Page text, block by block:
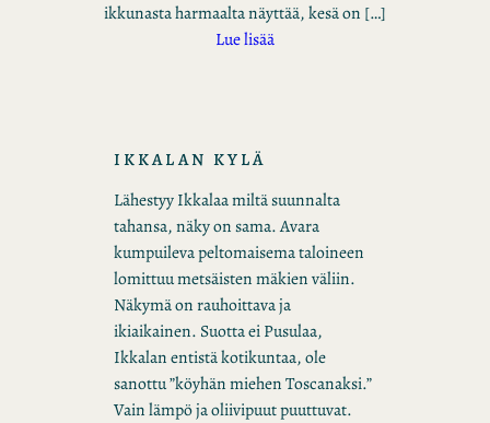
ikkunasta harmaalta näyttää, kesä on […]
Lue lisää
IKKALAN KYLÄ
Lähestyy Ikkalaa miltä suunnalta
tahansa, näky on sama. Avara
kumpuileva peltomaisema taloineen
lomittuu metsäisten mäkien väliin.
Näkymä on rauhoittava ja
ikiaikainen. Suotta ei Pusulaa,
Ikkalan entistä kotikuntaa, ole
sanottu ”köyhän miehen Toscanaksi.”
Vain lämpö ja oliivipuut puuttuvat.